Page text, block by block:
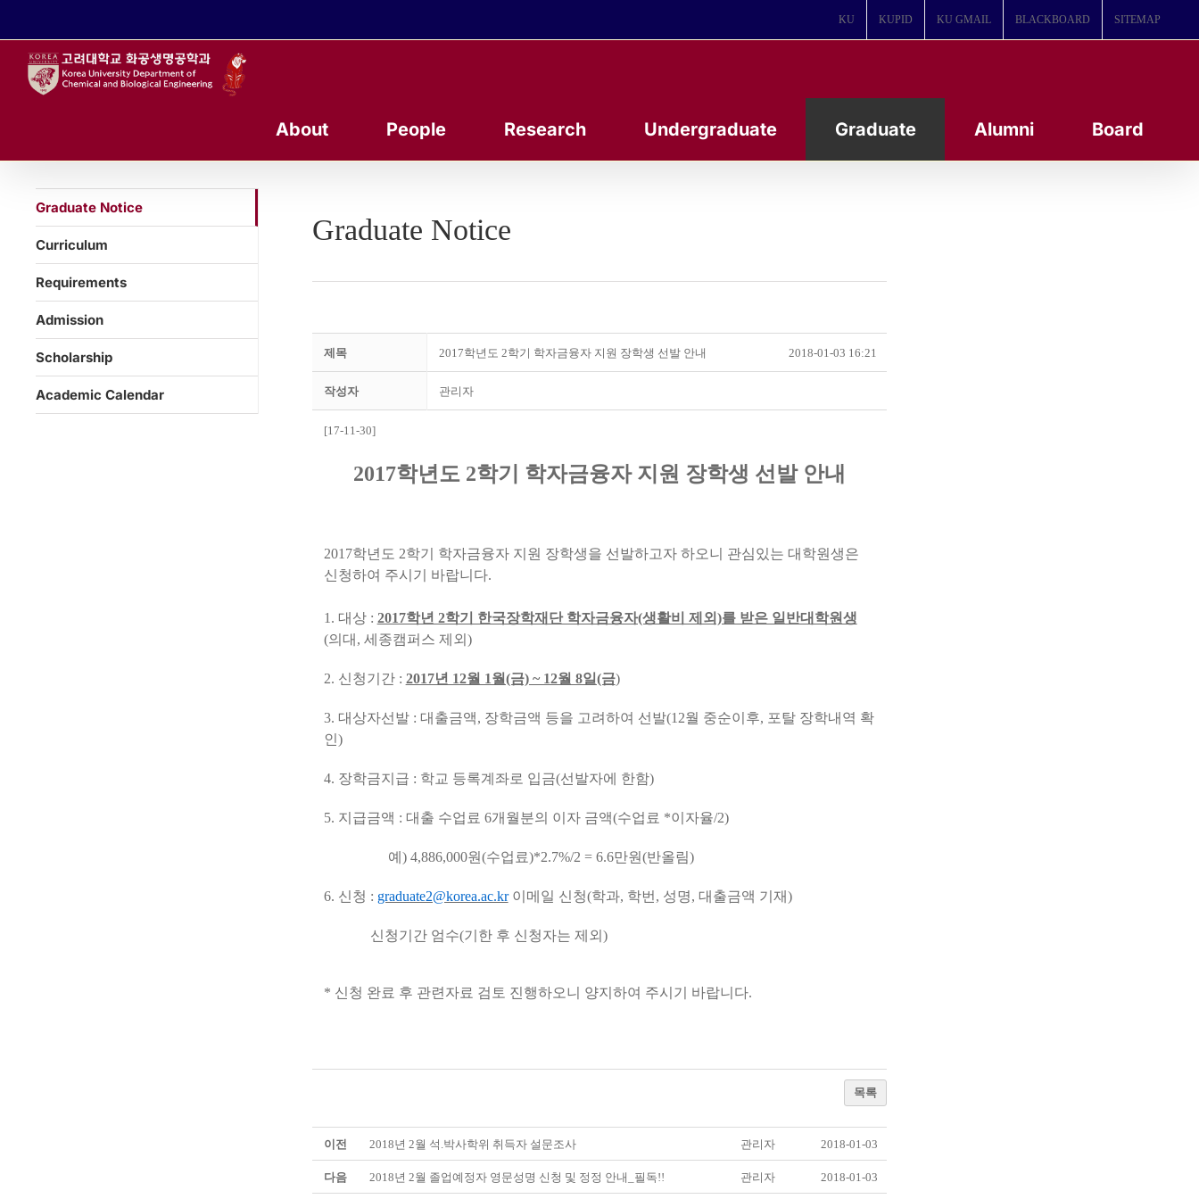
KU KUPID KU GMAIL BLACKBOARD SITEMAP
About People Research Undergraduate Graduate Alumni Board
Graduate Notice
제목 2017학년도 2학기 학자금융자 지원 장학생 선발 안내 2018-01-03 16:21
작성자 관리자
[17-11-30]
2017학년도 2학기 학자금융자 지원 장학생 선발 안내
2017학년도 2학기 학자금융자 지원 장학생을 선발하고자 하오니 관심있는 대학원생은
신청하여 주시기 바랍니다.
1. 대상 : 2017학년 2학기 한국장학재단 학자금융자(생활비 제외)를 받은 일반대학원생
(의대, 세종캠퍼스 제외)
2. 신청기간 : 2017년 12월 1월(금) ~ 12월 8일(금)
3. 대상자선발 : 대출금액, 장학금액 등을 고려하여 선발(12월 중순이후, 포탈 장학내역 확
인)
4. 장학금지급 : 학교 등록계좌로 입금(선발자에 한함)
5. 지급금액 : 대출 수업료 6개월분의 이자 금액(수업료 *이자율/2)
예) 4,886,000원(수업료)*2.7%/2 = 6.6만원(반올림)
6. 신청 : graduate2@korea.ac.kr이메일 신청(학과, 학번, 성명, 대출금액 기재)
신청기간 엄수(기한 후 신청자는 제외)
* 신청 완료 후 관련자료 검토 진행하오니 양지하여 주시기 바랍니다.
목록
이전 2018년 2월 석.박사학위 취득자 설문조사 관리자 2018-01-03
다음 2018년 2월 졸업예정자 영문성명 신청 및 정정 안내_필독!! 관리자 2018-01-03
Graduate Notice
Curriculum
Requirements
Admission
Scholarship
Academic Calendar